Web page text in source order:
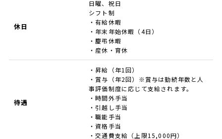
休日
日曜、祝日
シフト制
・有給休暇
・年末年始休暇（4日）
・慶弔休暇
・産休・育休
待遇
・昇給（年1回）
・賞与（年2回）※賞与は勤続年数と人
事評価制度に応じて支給されます。
・時間外手当
・引越し手当
・職能手当
・資格手当
・交通費支給（上限15,000円）